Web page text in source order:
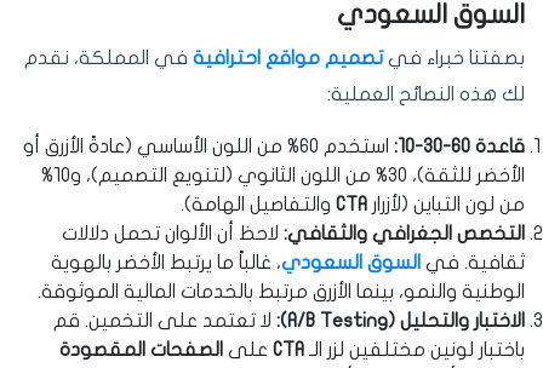
السوق السعودي
بصفتنا خبراء فيتصميم مواقع احترافية في المملكة، نقدم
لك هذه النصائح العملية:
قاعدة 60-30-10:
استخدم 60% من اللون الأساسي (عادةً الأزرق أو
الأخضر للثقة)، 30% من اللون الثانوي (لتنويع التصميم)، و10%
من لون التباين (لأزرار CTA والتفاصيل الهامة).
التخصص الجغرافي والثقافي: لاحظ أن الألوان تحمل دلالات
ثقافية. في السوق السعودي، غالباً ما يرتبط الأخضر بالهوية
الوطنية والنمو، بينما الأزرق مرتبط بالخدمات المالية الموثوقة.
الاختبار والتحليل (A/B Testing):
لا تعتمد على التخمين. قم
باختبار لونين مختلفين لزر الـ CTA على الصفحات المقصودة